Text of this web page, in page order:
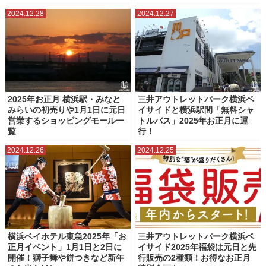
2024.12.28
2025年お正月 横浜駅・みなと
みらいの初売りや1月1日に元日
営業するショッピングモール一
覧
2024.12.27
三井アウトレットパーク横浜ベ
イサイドと横浜駅間「無料シャ
トルバス」2025年お正月に運
行！
2024.12.26
横浜ベイホテル東急2025年「お
正月イベント」1月1日と2日に
開催！獅子舞や餅つきなど新年
2024.12.25
三井アウトレットパーク横浜ベ
イサイド2025年福袋は元日と先
行販売の2種類！お得なお正月